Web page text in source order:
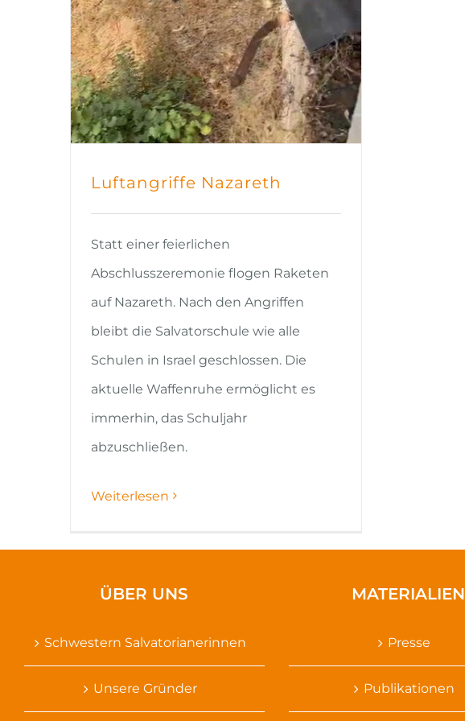
Luftangriffe Nazareth
Statt einer feierlichen
Abschlusszeremonie flogen Raketen
auf Nazareth. Nach den Angriffen
bleibt die Salvatorschule wie alle
Schulen in Israel geschlossen. Die
aktuelle Waffenruhe ermöglicht es
immerhin, das Schuljahr
abzuschließen.
Weiterlesen
ÜBER UNS
Schwestern Salvatorianerinnen
Unsere Gründer
MATERIALIEN
Presse
Publikationen